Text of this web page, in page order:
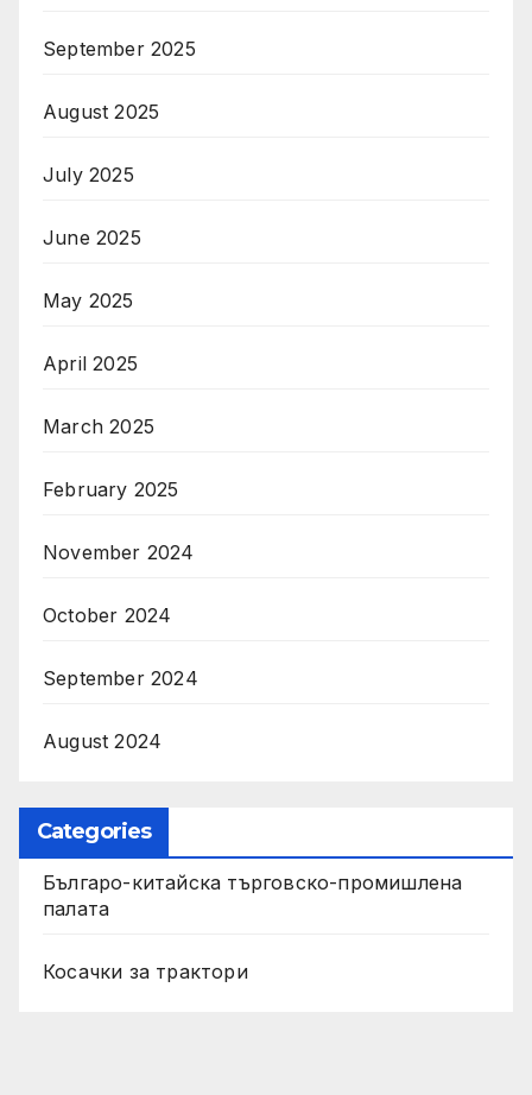
September 2025
August 2025
July 2025
June 2025
May 2025
April 2025
March 2025
February 2025
November 2024
October 2024
September 2024
August 2024
Categories
Българо-китайска търговско-промишлена
палата
Косачки за трактори